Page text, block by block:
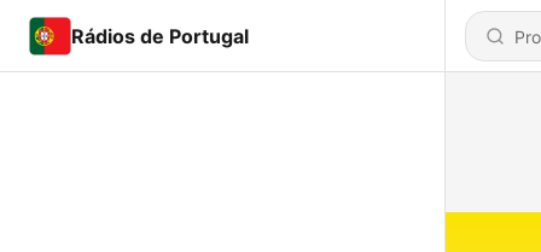
Rádios de Portugal